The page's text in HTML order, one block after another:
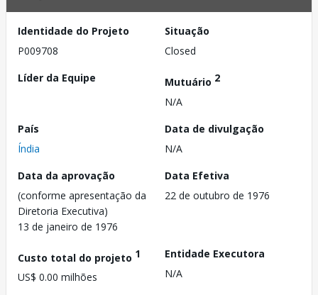
Identidade do Projeto
P009708
Situação
Closed
Líder da Equipe
Mutuário 2
N/A
País
Índia
Data de divulgação
N/A
Data da aprovação
(conforme apresentação da
Diretoria Executiva)
13 de janeiro de 1976
Data Efetiva
22 de outubro de 1976
Custo total do projeto 1
US$ 0.00 milhões
Entidade Executora
N/A